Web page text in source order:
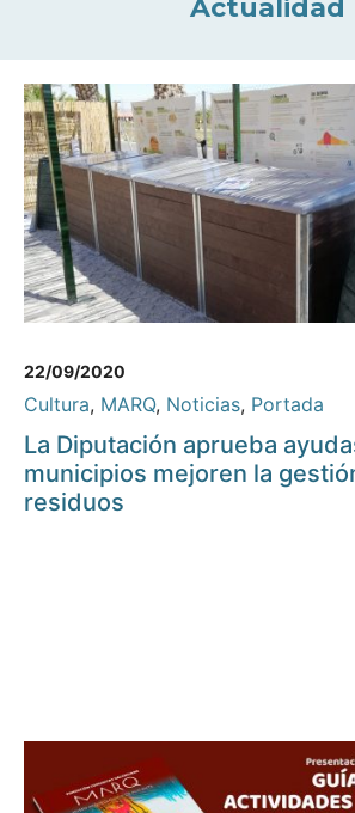
Actualidad
22/09/2020
Cultura, MARQ, Noticias, Portada
La Diputación aprueba
municipios mejoren la
residuos